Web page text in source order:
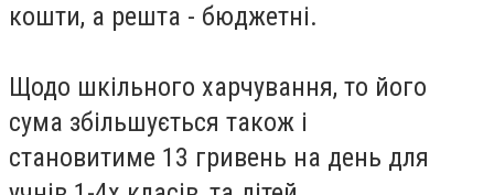
кошти, а решта - бюджетні.
Щодо шкільного харчування, то його
сума збільшується також і
становитиме 13 гривень на день для